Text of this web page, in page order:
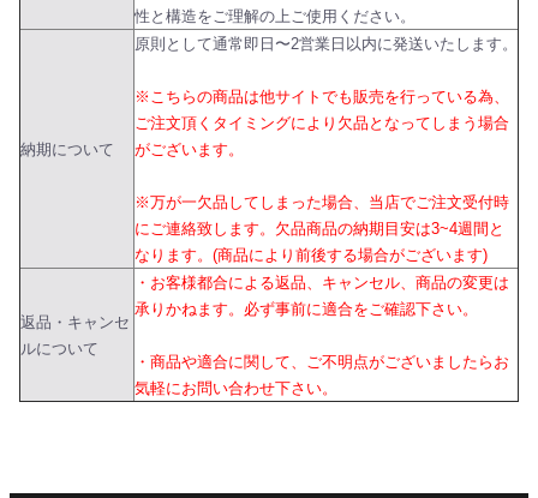
性と構造をご理解の上ご使用ください。
納期について
原則として通常即日〜2営業日以内に発送いたします。
※こちらの商品は他サイトでも販売を行っている為、
ご注文頂くタイミングにより欠品となってしまう場合
がございます。
※万が一欠品してしまった場合、当店でご注文受付時
にご連絡致します。欠品商品の納期目安は3~4週間と
なります。(商品により前後する場合がございます)
返品・キャンセ
ルについて
・お客様都合による返品、キャンセル、商品の変更は
承りかねます。必ず事前に適合をご確認下さい。
・商品や適合に関して、ご不明点がございましたらお
気軽にお問い合わせ下さい。